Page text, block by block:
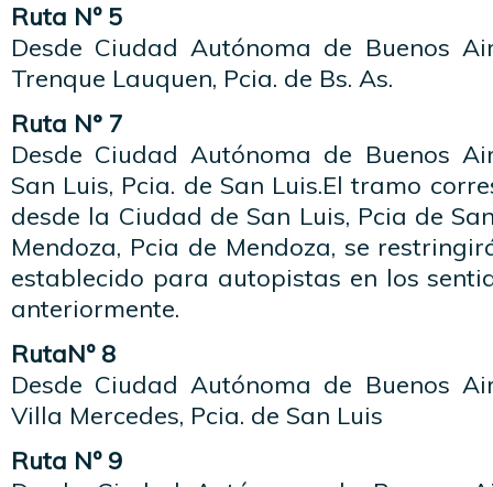
Ruta Nº 5
Desde Ciudad Autónoma de Buenos
Trenque Lauquen, Pcia. de Bs. As.
Ruta N° 7
Desde Ciudad Autónoma de Buenos
San Luis, Pcia. de San Luis.El tramo
desde la Ciudad de San Luis, Pcia de
Mendoza, Pcia de Mendoza, se
establecido para autopistas en los
anteriormente.
RutaNº 8
Desde Ciudad Autónoma de Buenos
Villa Mercedes, Pcia. de San Luis
Ruta Nº 9